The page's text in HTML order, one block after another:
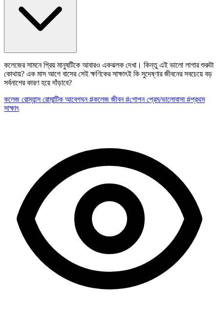
কলেজের সামনে প্রিয় মানুষটিকে আবারও একঝলক দেখা। কিন্তু এই ভালো লাগার শুরুটা
কোথায়? এক মাস আগে বাসের সেই ক্ষণিকের সাক্ষাৎই কি সুদেষ্ণার জীবনের সবচেয়ে বড়
সর্বনাশের কারণ হয়ে দাঁড়াবে?
কলেজ রোম্যান্সরোমান্টিক আবেগঘন#কলেজ জীবন#গোপন প্রেম/ভালোবাসা #প্রথম
সাক্ষাৎ